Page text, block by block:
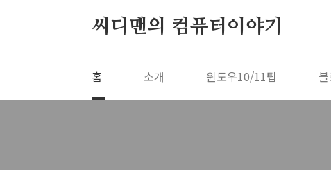
씨디맨의 컴퓨터이야기
홈 소개 윈도우10/11팁